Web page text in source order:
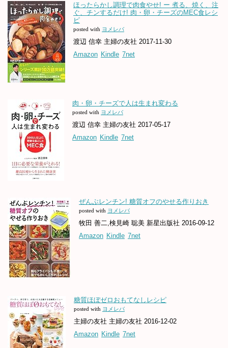
ほったらかし調理で肉食やせ! ー 煮る、焼く、注
ぐ、チンするだけ! 肉・卵・チーズのMEC食レシ
ピ
posted with ヨメレバ
渡辺 信幸 主婦の友社 2017-11-30
Amazon Kindle 7net
肉・卵・チーズで人は生まれ変わる
posted with ヨメレバ
渡辺 信幸 主婦の友社 2017-05-17
Amazon Kindle 7net
ぜんぶレンチン! 糖質オフのやせる作りおき
posted with ヨメレバ
牧田 善二,検見崎 聡美 新星出版社 2016-09-12
Amazon Kindle 7net
糖質ほぼゼロおもてなしレシピ
posted with ヨメレバ
主婦の友社 主婦の友社 2016-12-02
Amazon Kindle 7net